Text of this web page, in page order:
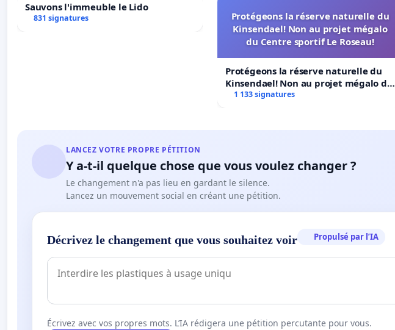
Sauvons l'immeuble le Lido
831 signatures
Protégeons la réserve naturelle du
Kinsendael! Non au projet mégalo
du Centre sportif Le Roseau!
Protégeons la réserve naturelle du
Kinsendael! Non au projet mégalo du
Centre sportif Le Roseau!
1 133 signatures
LANCEZ VOTRE PROPRE PÉTITION
Y a-t-il quelque chose que vous voulez changer ?
Le changement n'a pas lieu en gardant le silence.
Lancez un mouvement social en créant une pétition.
Décrivez le changement que vous souhaitez voir Propulsé par l’IA
Écrivez avec vos propres mots. L’IA rédigera une pétition percutante pour vous.